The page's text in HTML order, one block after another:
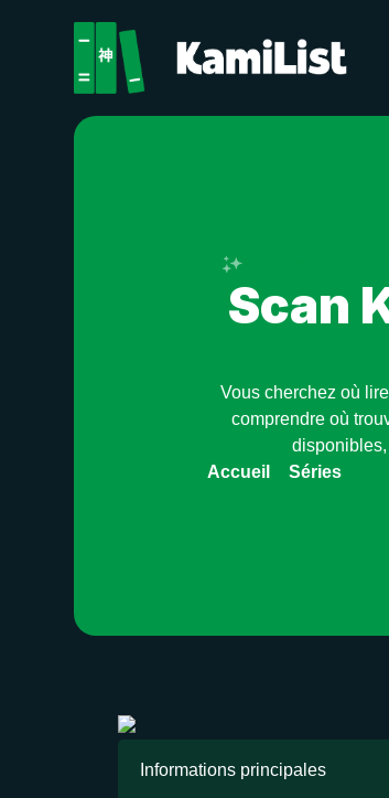
Enregistre en un
Scan
Vous cherchez où
comprendre où
Accueil
»Séries
Informations principales